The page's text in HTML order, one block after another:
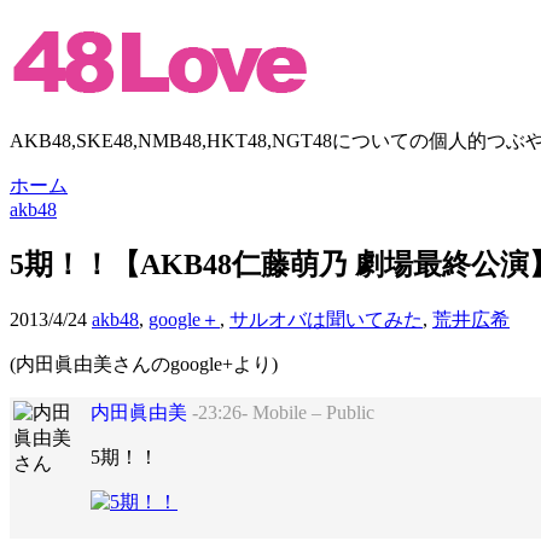
AKB48,SKE48,NMB48,HKT48,NGT48についての個人的つぶ
ホーム
akb48
5期！！【AKB48仁藤萌乃 劇場最終公演
2013/4/24 akb48, google＋ , サルオバは聞いてみた, 荒井広希
(内田眞由美さんのgoogle+より)
内田眞由美 -23:26- Mobile – Public
5期！！